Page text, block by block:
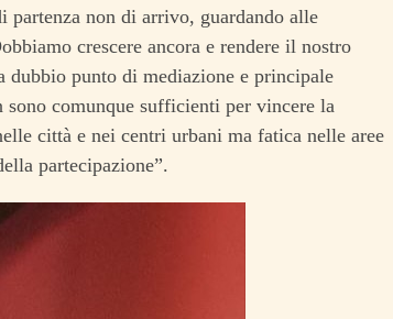
partenza non di arrivo, guardando alle
crescere ancora e rendere il nostro
punto di mediazione e principale
comunque sufficienti per vincere la
città e nei centri urbani ma fatica nelle aree
partecipazione”.